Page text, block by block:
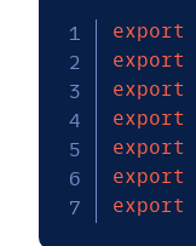
export
export
export
export
export
export
export